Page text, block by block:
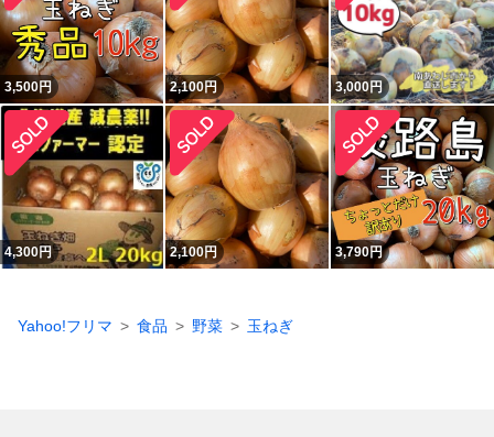
3,500円 2,100円 3,000円
4,300円 2,100円 3,790円
Yahoo!フリマ 食品 野菜 玉ねぎ